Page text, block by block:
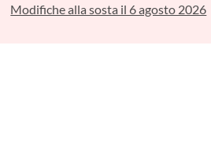
Modifiche alla sosta il 6 agosto 2026